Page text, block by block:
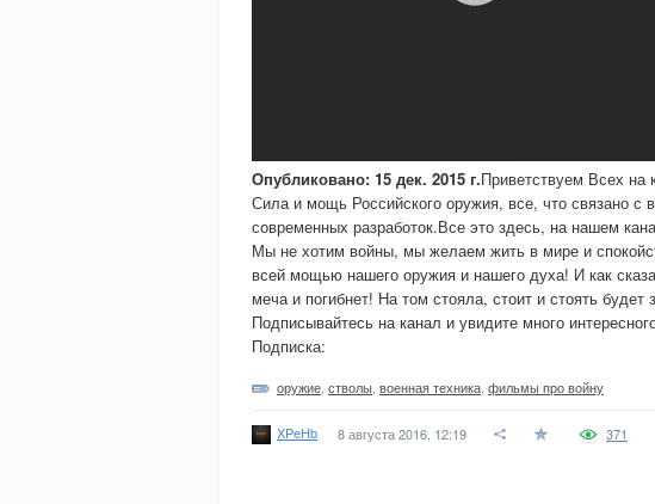
Опубликовано: 15 дек. 2015 г.Приветствуем Всех на
Сила и мощь Российского оружия, все, что связано с
современных разработок.Все это здесь, на нашем
Мы не хотим войны, мы желаем жить в мире и
всей мощью нашего оружия и нашего духа! И как
меча и погибнет! На том стояла, стоит и стоять будет
Подписывайтесь на канал и увидите много
Подписка:
оружие стволы военная техника фильмы про войну
XPeHb 8 августа 2016, 12:19 371